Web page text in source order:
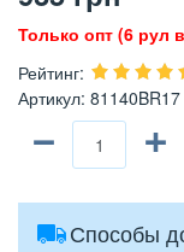
Только опт (6 рул
Рейтинг:
Артикул: 81140BR17
− +
Способы